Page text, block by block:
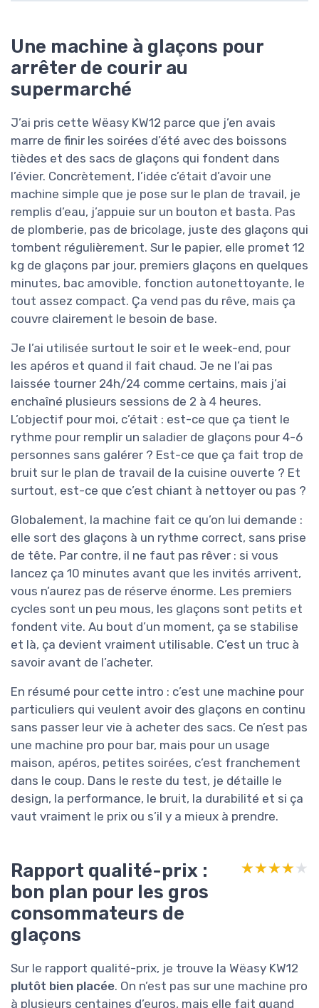
Une machine à glaçons pour
arrêter de courir au
supermarché
J’ai pris cette Wëasy KW12 parce que j’en avais
marre de finir les soirées d’été avec des boissons
tièdes et des sacs de glaçons qui fondent dans
l’évier. Concrètement, l’idée c’était d’avoir une
machine simple que je pose sur le plan de travail, je
remplis d’eau, j’appuie sur un bouton et basta. Pas
de plomberie, pas de bricolage, juste des glaçons qui
tombent régulièrement. Sur le papier, elle promet 12
kg de glaçons par jour, premiers glaçons en quelques
minutes, bac amovible, fonction autonettoyante, le
tout assez compact. Ça vend pas du rêve, mais ça
couvre clairement le besoin de base.
Je l’ai utilisée surtout le soir et le week-end, pour
les apéros et quand il fait chaud. Je ne l’ai pas
laissée tourner 24h/24 comme certains, mais j’ai
enchaîné plusieurs sessions de 2 à 4 heures.
L’objectif pour moi, c’était : est-ce que ça tient le
rythme pour remplir un saladier de glaçons pour 4-6
personnes sans galérer ? Est-ce que ça fait trop de
bruit sur le plan de travail de la cuisine ouverte ? Et
surtout, est-ce que c’est chiant à nettoyer ou pas ?
Globalement, la machine fait ce qu’on lui demande :
elle sort des glaçons à un rythme correct, sans prise
de tête. Par contre, il ne faut pas rêver : si vous
lancez ça 10 minutes avant que les invités arrivent,
vous n’aurez pas de réserve énorme. Les premiers
cycles sont un peu mous, les glaçons sont petits et
fondent vite. Au bout d’un moment, ça se stabilise
et là, ça devient vraiment utilisable. C’est un truc à
savoir avant de l’acheter.
En résumé pour cette intro : c’est une machine pour
particuliers qui veulent avoir des glaçons en continu
sans passer leur vie à acheter des sacs. Ce n’est pas
une machine pro pour bar, mais pour un usage
maison, apéros, petites soirées, c’est franchement
dans le coup. Dans le reste du test, je détaille le
design, la performance, le bruit, la durabilité et si ça
vaut vraiment le prix ou s’il y a mieux à prendre.
Rapport qualité-prix :
bon plan pour les gros
consommateurs de
glaçons
★★★★★
★★★★★
Sur le rapport qualité-prix, je trouve la Wëasy KW12
plutôt bien placée. On n’est pas sur une machine pro
à plusieurs centaines d’euros, mais elle fait quand